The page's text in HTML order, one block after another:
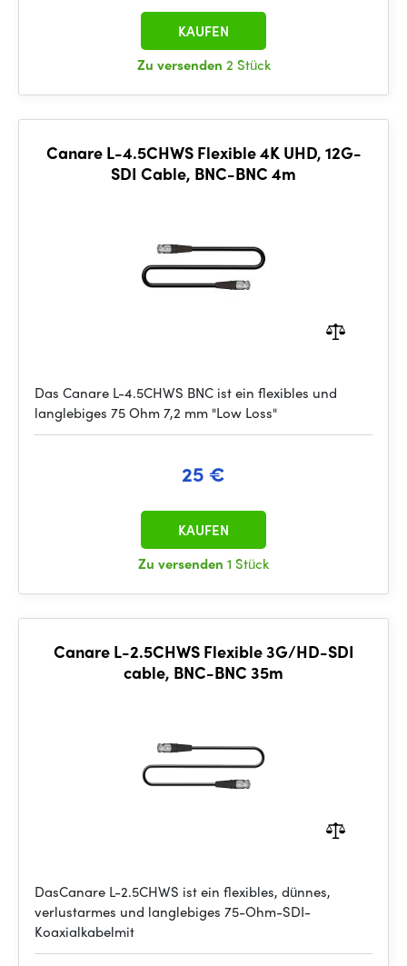
Zu versenden 2 Stück
KAUFEN
Canare L-4.5CHWS Flexible 4K UHD, 12G-
SDI Cable, BNC-BNC 4m
Das Canare L-4.5CHWS BNC ist ein flexibles und
langlebiges 75 Ohm 7,2 mm "Low Loss"
25 €
Zu versenden 1 Stück
KAUFEN
Canare L-2.5CHWS Flexible 3G/HD-SDI
cable, BNC-BNC 35m
DasCanare L-2.5CHWS ist ein flexibles, dünnes,
verlustarmes und langlebiges 75-Ohm-SDI-
Koaxialkabelmit